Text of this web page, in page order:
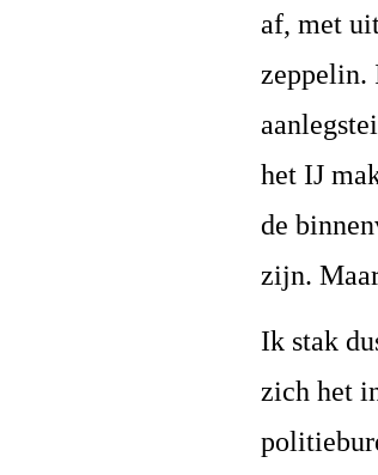
af, met
zeppelin.
het IJ
de
zijn.
Ik stak
zich het